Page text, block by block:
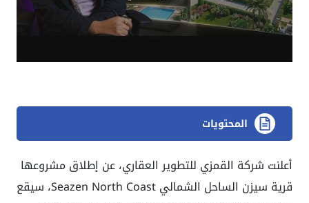
المحتويات
أعلنت شركة القمزي للتطوير العقاري، عن إطلاق مشروعها
قرية سيزن الساحل الشمالي Seazen North Coast، سيقع